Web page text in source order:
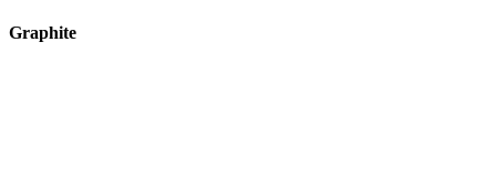
Graphite